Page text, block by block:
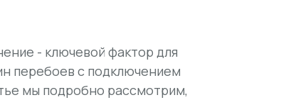
- ключевой фактор для
перебоев с подключением
мы подробно рассмотрим,